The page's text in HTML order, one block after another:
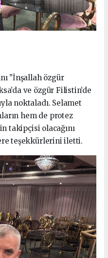
"İnşallah özgür
ve özgür Filistin’de
noktaladı. Selamet
hem de protez
takipçisi olacağını
teşekkürlerini iletti.